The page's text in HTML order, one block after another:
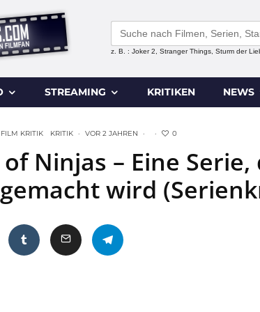
Search
for:
z. B. : Joker 2, Stranger Things, Sturm der
STREAMING KRITIKEN NEWS
FILM KRITIK KRITIK · VOR 2 JAHREN · · 0
Ninjas – Eine
wird